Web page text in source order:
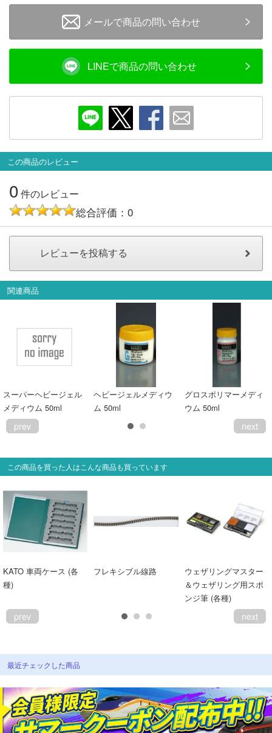
メールで商品の問い合わせ
LINEで商品の問い合わせ
この商品のレビュー
0件のレビュー
総合評価：0
関連商品
スーパーヘビージェル
メディウム 50ml
ヘビージェルメディウ
ム 50ml
グロスポリマーメディ
ウム 50ml
prev next
この商品を買った人はこんな商品も買っています
KATO 車両ケース (各
種)
フレキシブル線路
ウェザリングマスター
＆ウェザリング用スポ
ンジ筆 (各種)
prev next
最近チェックした商品